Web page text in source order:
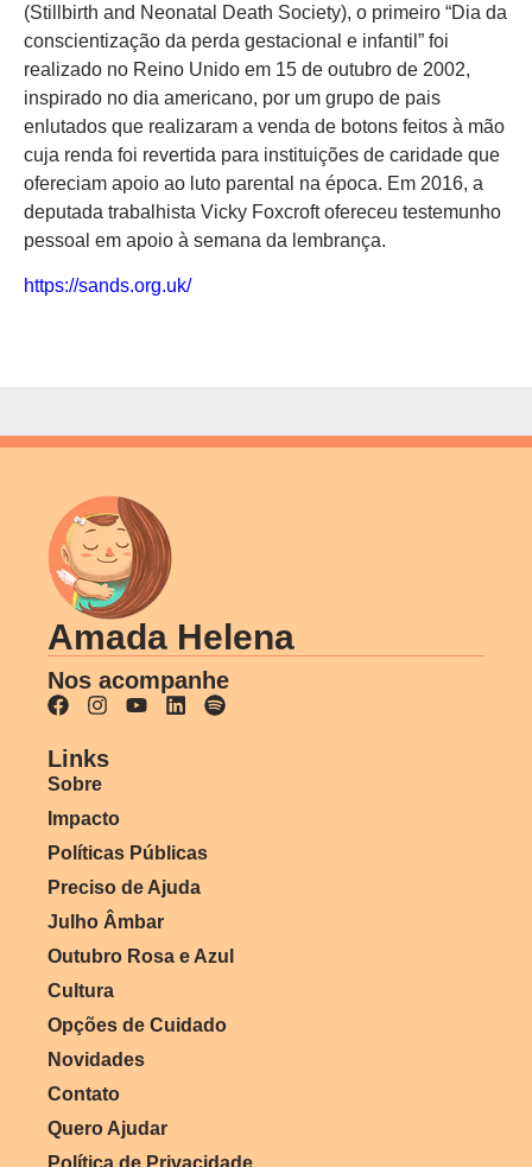
(Stillbirth and Neonatal Death Society), o primeiro “Dia da
conscientização da perda gestacional e infantil” foi
realizado no Reino Unido em 15 de outubro de 2002,
inspirado no dia americano, por um grupo de pais
enlutados que realizaram a venda de botons feitos à mão
cuja renda foi revertida para instituições de caridade que
ofereciam apoio ao luto parental na época. Em 2016, a
deputada trabalhista Vicky Foxcroft ofereceu testemunho
pessoal em apoio à semana da lembrança.
https://sands.org.uk/
Amada Helena
Nos acompanhe
Links
Sobre
Impacto
Políticas Públicas
Preciso de Ajuda
Julho Âmbar
Outubro Rosa e Azul
Cultura
Opções de Cuidado
Novidades
Contato
Quero Ajudar